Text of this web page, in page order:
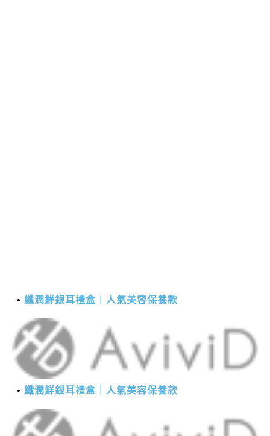
纖潤鮮銀耳禮盒｜人氣美容保養款
纖潤鮮銀耳禮盒｜人氣美容保養款